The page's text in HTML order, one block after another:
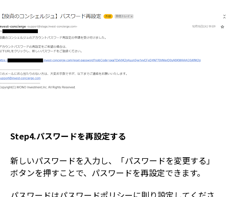
Step4.パスワードを再設定する
新しいパスワードを入力し、「パスワードを変更する」
ボタンを押すことで、パスワードを再設定できます。